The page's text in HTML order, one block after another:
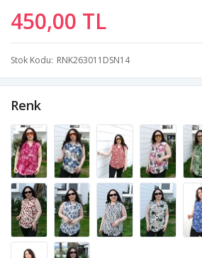
450,00 TL
Stok Kodu RNK263011DSN14
Renk